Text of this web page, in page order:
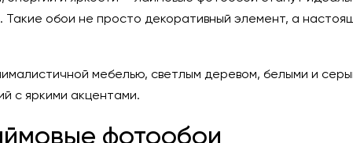
обои не просто декоративный элемент, а
мебелью, светлым деревом, белыми и
с яркими акцентами.
фотообои